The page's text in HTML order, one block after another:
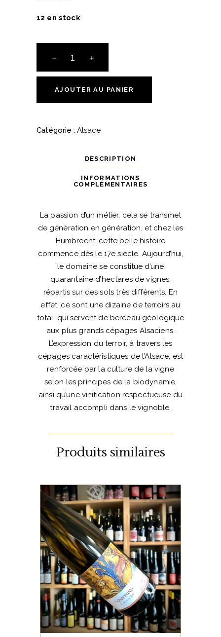
12 en stock
Turckheim
Domaine
AJOUTER AU PANIER
Catégorie : Alsace
DESCRIPTION
INFORMATIONS
COMPLÉMENTAIRES
La passion d’un métier, cela se transmet
de génération en génération, et chez les
Humbrecht, cette belle histoire
commence dès le 17e siècle. Aujourd’hui,
le domaine se constitue d’une
quarantaine d’hectares de vignes,
répartis sur des sols très différents. En
effet, ce sont une dizaine de terroirs au
total, qui servent de berceau géologique
aux plus grands cépages Alsaciens.
L’expression du terroir, à travers les
cépages caractéristiques de l’Alsace, est
renforcée par la culture de la vigne
selon les principes de la biodynamie,
ainsi qu’une vinification respectueuse du
travail accompli dans le vignoble.
Produits similaires
ALSACE
Ce terroir au sol de calcaire
jaune est complanté d’une
dizaine de cépages
alsaciens. Il possède une
superbe complexité, une
bouche onctueuse, avec une
très fine note tannique et une
finale élégante.
AJOUTER AU PANIER